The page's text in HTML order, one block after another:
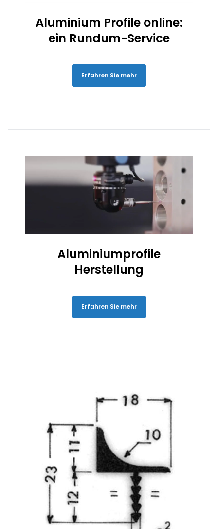
Aluminium Profile online:
ein Rundum-Service
Erfahren Sie mehr
Aluminiumprofile
Herstellung
Erfahren Sie mehr